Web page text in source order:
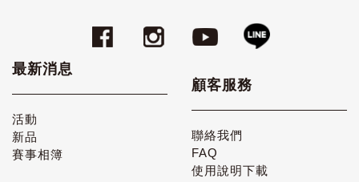
最新消息
活動
新品
賽事相簿
顧客服務
聯絡我們
FAQ
使用說明下載